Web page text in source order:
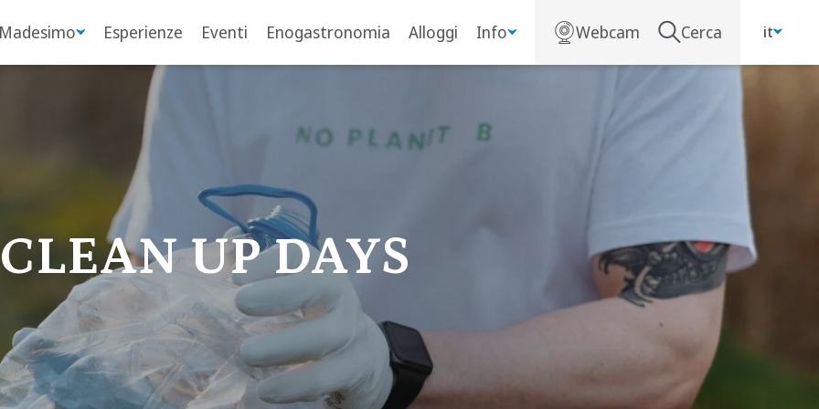
Esperienze Eventi Enogastronomia Alloggi Info Webcam Cerca it
CLEAN UP DAYS